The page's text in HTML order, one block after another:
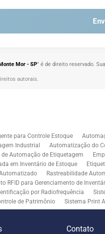
Mor - SP" é de direito reservado.
autorais.
para Controle Estoque
Industrial Automatização do
de Automação de Etiquetagem
em Inventário de Estoque
Rastreabilidade
RFID para Gerenciamento de
por Radiofrequência
de Patrimônio Sistema Print
para Indústria Soluções de
para IntegraçãoContato